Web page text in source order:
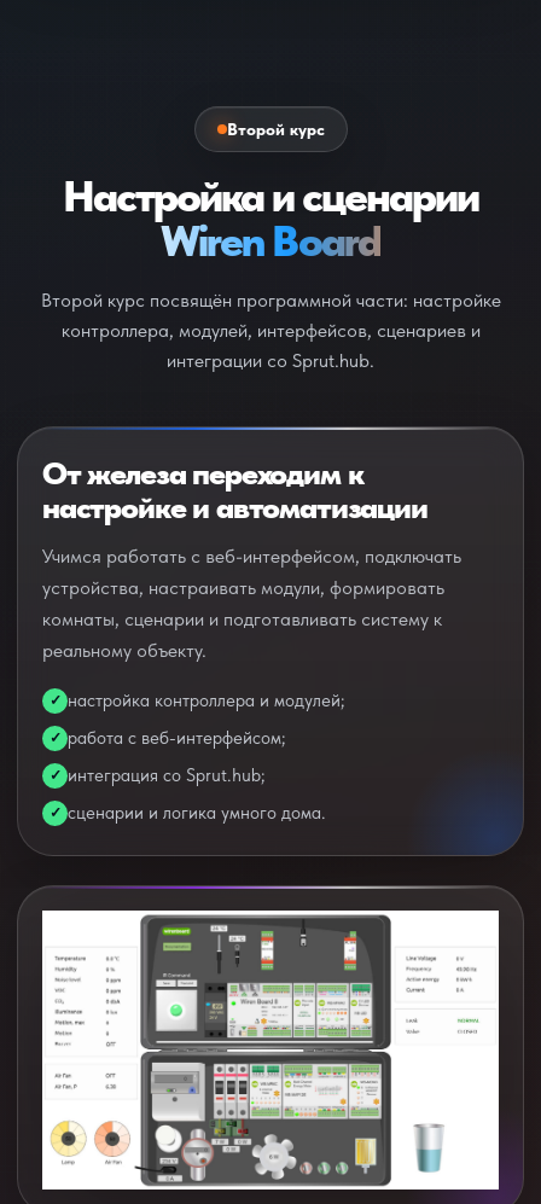
Второй курс
Настройка и сценарии
Wiren Board
Второй курс посвящён программной части: настройке
контроллера, модулей, интерфейсов, сценариев и
интеграции со Sprut.hub.
От железа переходим к
настройке и автоматизации
Учимся работать с веб-интерфейсом, подключать
устройства, настраивать модули, формировать
комнаты, сценарии и подготавливать систему к
реальному объекту.
настройка контроллера и модулей;
работа с веб-интерфейсом;
интеграция со Sprut.hub;
сценарии и логика умного дома.